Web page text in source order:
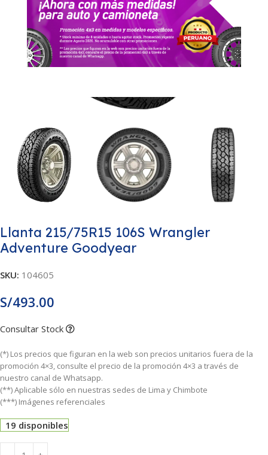
Llanta 215/75R15 106S Wrangler
Adventure Goodyear
SKU: 104605
S/493.00
Consultar Stock
(*) Los precios que figuran en la web son precios unitarios fuera de la
promoción 4×3, consulte el precio de la promoción 4×3 a través de
nuestro canal de Whatsapp.
(**) Aplicable sólo en nuestras sedes de Lima y Chimbote
(***) Imágenes referenciales
19 disponibles